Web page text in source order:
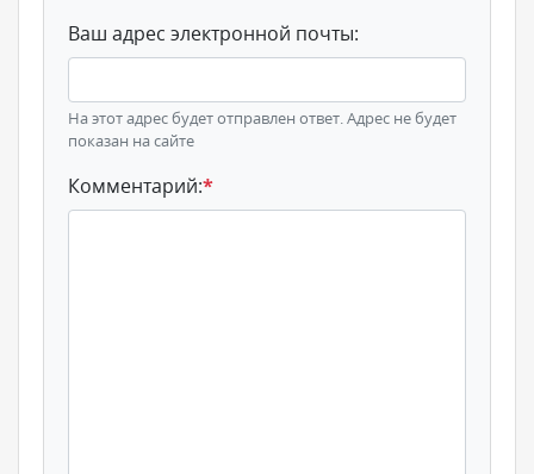
Ваш адрес электронной почты:
На этот адрес будет отправлен ответ. Адрес не будет
показан на сайте
Комментарий:*